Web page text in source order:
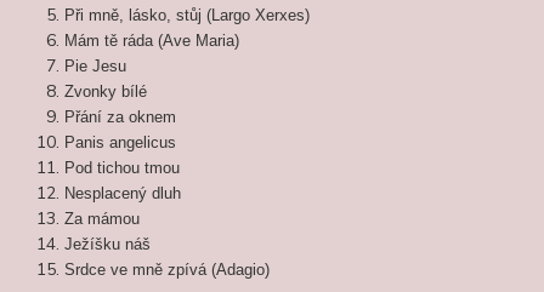
Při mně, lásko, stůj (Largo Xerxes)
Mám tě ráda (Ave Maria)
Pie Jesu
Zvonky bílé
Přání za oknem
Panis angelicus
Pod tichou tmou
Nesplacený dluh
Za mámou
Ježíšku náš
Srdce ve mně zpívá (Adagio)